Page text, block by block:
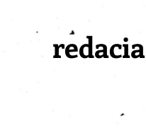
redacia